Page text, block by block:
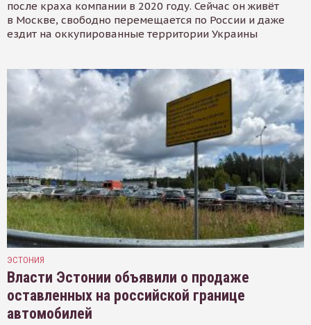
после краха компании в 2020 году. Сейчас он живёт
в Москве, свободно перемещается по России и даже
ездит на оккупированные территории Украины
ЭСТОНИЯ
Власти Эстонии объявили о продаже
оставленных на российской границе
автомобилей